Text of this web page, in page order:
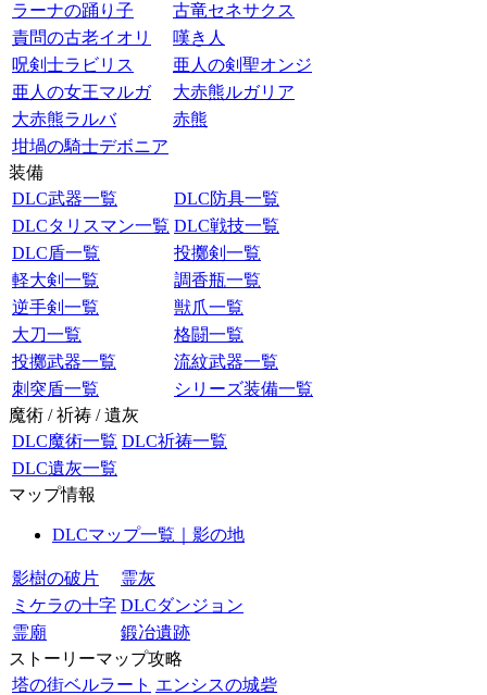
ラーナの踊り子
古竜セネサクス
責問の古老イオリ
嘆き人
呪剣士ラビリス
亜人の剣聖オンジ
亜人の女王マルガ
大赤熊ルガリア
大赤熊ラルバ
赤熊
坩堝の騎士デボニア
装備
DLC武器一覧
DLC防具一覧
DLCタリスマン一覧 DLC戦技一覧
DLC盾一覧
投擲剣一覧
軽大剣一覧
調香瓶一覧
逆手剣一覧
獣爪一覧
大刀一覧
格闘一覧
投擲武器一覧
流紋武器一覧
刺突盾一覧
シリーズ装備一覧
魔術 / 祈祷 / 遺灰
DLC魔術一覧 DLC祈祷一覧
DLC遺灰一覧
マップ情報
DLCマップ一覧｜影の地
影樹の破片
霊灰
ミケラの十字 DLCダンジョン
霊廟
鍛冶遺跡
ストーリーマップ攻略
塔の街ベルラート エンシスの城砦